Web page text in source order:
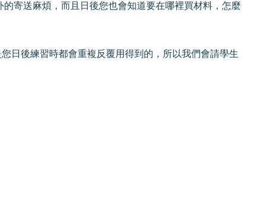
寄送麻煩，而且日後您也會知道要在哪裡買材料，怎麼
日後練習時都會重複反覆用得到的，所以我們會請學生